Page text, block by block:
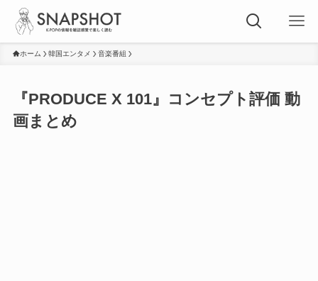
ホーム 韓国エンタメ 音楽番組
『PRODUCE X 101』コンセプト評価 動
画まとめ